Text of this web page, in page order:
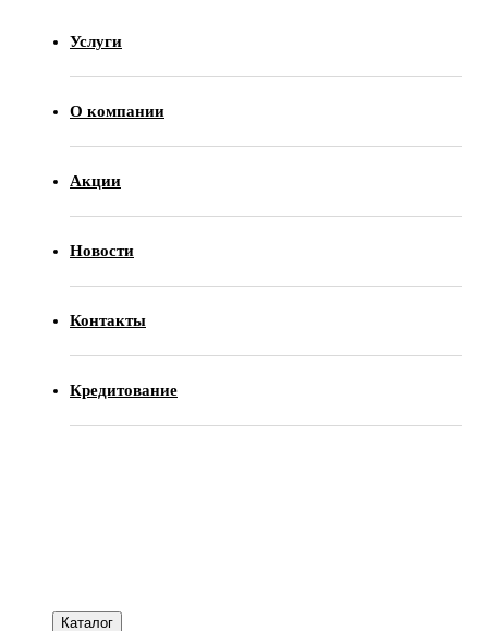
Услуги
О компании
Акции
Новости
Контакты
Кредитование
Каталог